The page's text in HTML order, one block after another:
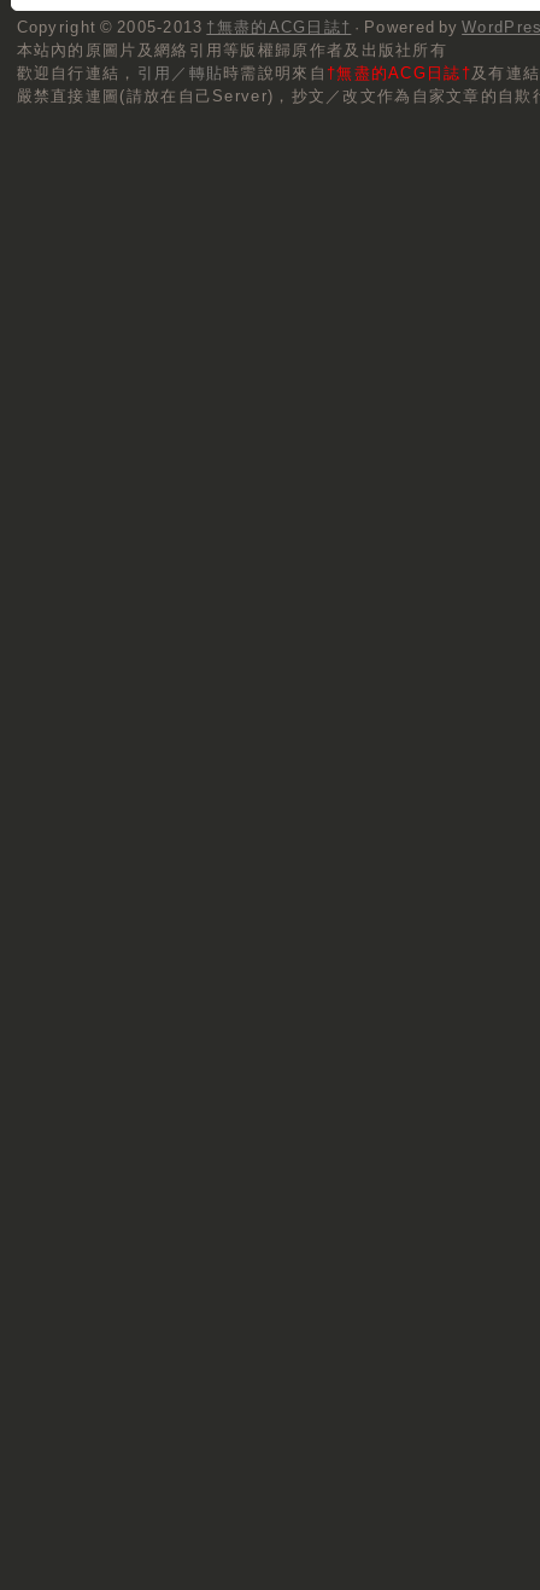
Copyright © 2005-2013 †無盡的ACG日誌† · Powered by
本站內的原圖片及網絡引用等版權歸原作者及出版社所有
歡迎自行連結， 引用／轉貼時需說明來自 †無盡的ACG日誌†及有連
嚴禁直接連圖(請放在自己Server)，抄文／改文作為自家文章的自欺